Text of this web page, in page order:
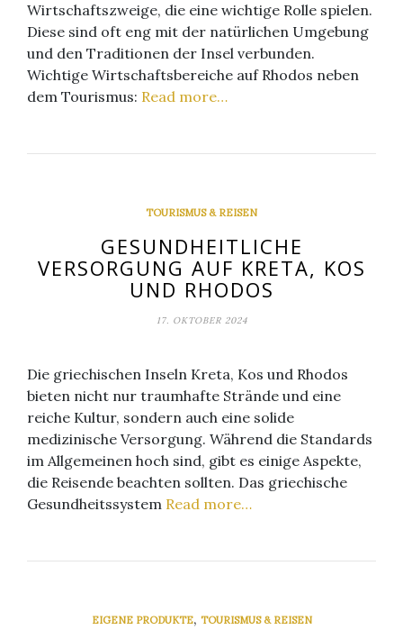
Wirtschaftszweige, die eine wichtige Rolle spielen.
Diese sind oft eng mit der natürlichen Umgebung
und den Traditionen der Insel verbunden.
Wichtige Wirtschaftsbereiche auf Rhodos neben
dem Tourismus: Read more…
TOURISMUS & REISEN
GESUNDHEITLICHE
VERSORGUNG AUF KRETA, KOS
UND RHODOS
17. OKTOBER 2024
Die griechischen Inseln Kreta, Kos und Rhodos
bieten nicht nur traumhafte Strände und eine
reiche Kultur, sondern auch eine solide
medizinische Versorgung. Während die Standards
im Allgemeinen hoch sind, gibt es einige Aspekte,
die Reisende beachten sollten. Das griechische
Gesundheitssystem Read more…
EIGENE PRODUKTE, TOURISMUS & REISEN